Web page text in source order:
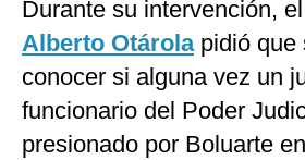
Durante su intervención,
Alberto Otárolapidió que
conocer si alguna vez un
funcionario del Poder
presionado por Boluarte